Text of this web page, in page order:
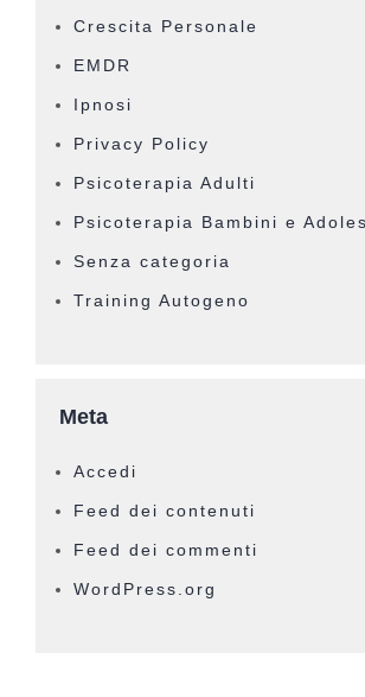
Crescita Personale
EMDR
Ipnosi
Privacy Policy
Psicoterapia Adulti
Psicoterapia Bambini e
Senza categoria
Training Autogeno
Meta
Accedi
Feed dei contenuti
Feed dei commenti
WordPress.org